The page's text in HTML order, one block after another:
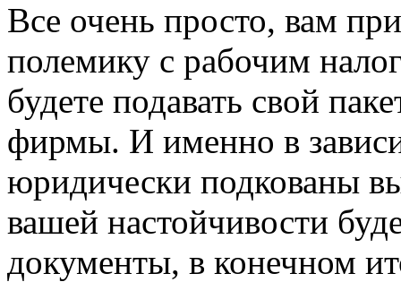
Все очень просто, вам
полемику с рабочим
будете подавать свой
фирмы. И именно в
юридически подкованы
вашей настойчивости
документы, в конечном